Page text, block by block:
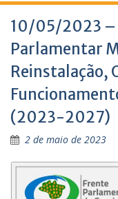
10/05/2023 –
Parlamentar
Reinstalação,
(2023-2027)
2 de maio de 2023